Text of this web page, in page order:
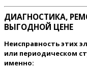
ДИАГНОСТИКА,
ВЫГОДНОЙ ЦЕНЕ
Неисправность этих
или периодическом
именно: